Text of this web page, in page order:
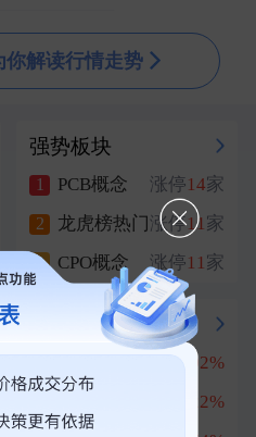
解读行情走势
强势板块
1 PCB概念 涨停14家
2 龙虎榜热门涨停11家
3 CPO概念 涨停11家
冲刺涨停
+7.02%
+7.22%